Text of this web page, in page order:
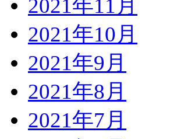
2021年11月
2021年10月
2021年9月
2021年8月
2021年7月